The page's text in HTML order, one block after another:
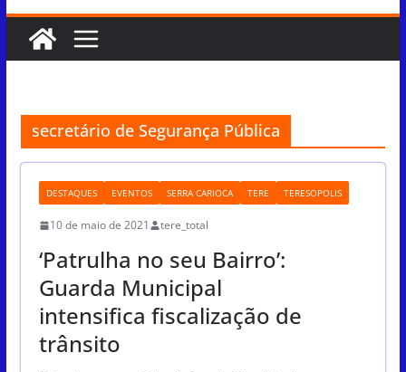
secretário de Segurança Pública
DESTAQUES EVENTOS SERRA CARIOCA TERE TERESOPOLIS
10 de maio de 2021 tere_total
‘Patrulha no seu Bairro’:
Guarda Municipal
intensifica fiscalização de
trânsito